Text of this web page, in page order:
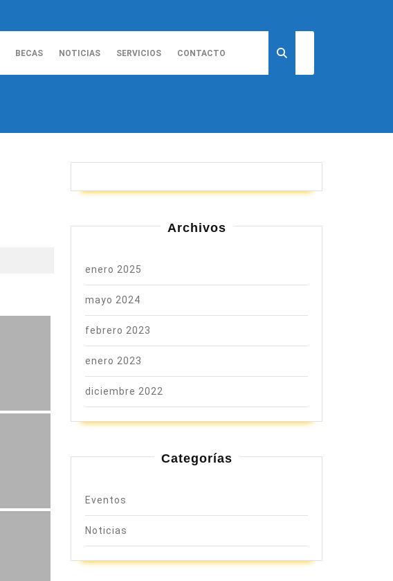
BECAS NOTICIAS SERVICIOS CONTACTO
Archivos
enero 2025
mayo 2024
febrero 2023
enero 2023
diciembre 2022
Categorías
Eventos
Noticias